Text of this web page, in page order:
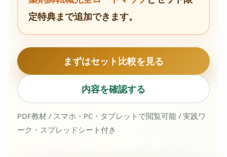
定特典まで追加できます。
まずはセット比較を見る
内容を確認する
PDF教材 / スマホ・PC・タブレットで閲覧可能 / 実践ワ
ーク・スプレッドシート付き